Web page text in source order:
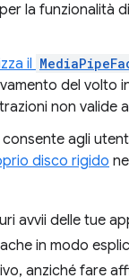
la funzionalità
il
del volto
non valide
agli
disco rigido
avvii delle tue
in modo
anziché fare